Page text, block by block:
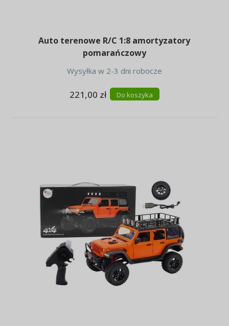
Auto terenowe R/C 1:8 amortyzatory
pomarańczowy
Wysyłka w 2-3 dni robocze
221,00 zł Do koszyka